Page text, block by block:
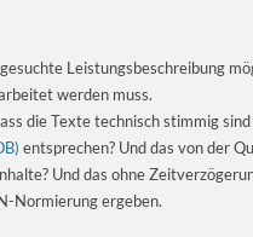
Leistungsbeschreibung
werden muss.
die Texte technisch stimmig
entsprechen? Und das von der
Und das ohne
Normierung ergeben.